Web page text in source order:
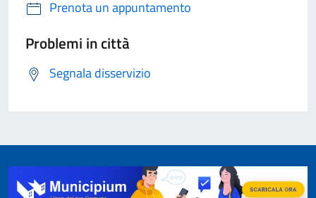
Prenota un appuntamento
Problemi in città
Segnala disservizio